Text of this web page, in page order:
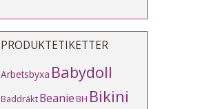
PRODUKTETIKETTER
Arbetsbyxa Babydoll
BaddräktBeanieBH Bikini